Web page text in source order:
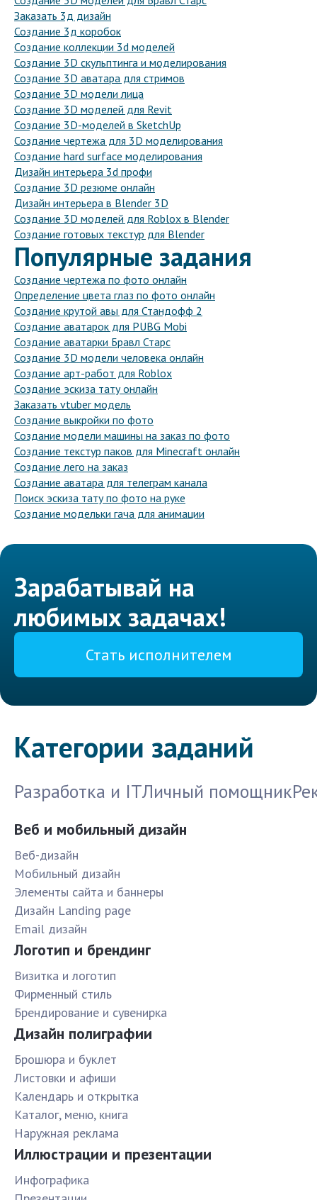
Заказать 3д дизайн
Создание 3д коробок
Создание коллекции 3d моделей
Создание 3D скульптинга и моделирования
Создание 3D аватара для стримов
Создание 3D модели лица
Создание 3D моделей для Revit
Создание 3D-моделей в SketchUp
Создание чертежа для 3D моделирования
Создание hard surface моделирования
Дизайн интерьера 3d профи
Создание 3D резюме онлайн
Дизайн интерьера в Blender 3D
Создание 3D моделей для Roblox в Blender
Создание готовых текстур для Blender
Популярные задания
Создание чертежа по фото онлайн
Определение цвета глаз по фото онлайн
Создание крутой авы для Стандофф 2
Создание аватарок для PUBG Mobi
Создание аватарки Бравл Старс
Создание 3D модели человека онлайн
Создание арт-работ для Roblox
Создание эскиза тату онлайн
Заказать vtuber модель
Создание выкройки по фото
Создание модели машины на заказ по фото
Создание текстур паков для Minecraft онлайн
Создание лего на заказ
Создание аватара для телеграм канала
Поиск эскиза тату по фото на руке
Создание модельки гача для анимации
Зарабатывай на
любимых задачах!
Стать исполнителем
Категории заданий
Разработка и ITЛичный помощник
Веб и мобильный дизайн
Веб-дизайн
Мобильный дизайн
Элементы сайта и баннеры
Дизайн Landing page
Email дизайн
Логотип и брендинг
Визитка и логотип
Фирменный стиль
Брендирование и сувенирка
Дизайн полиграфии
Брошюра и буклет
Листовки и афиши
Календарь и открытка
Каталог, меню, книга
Наружная реклама
Иллюстрации и презентации
Инфографика